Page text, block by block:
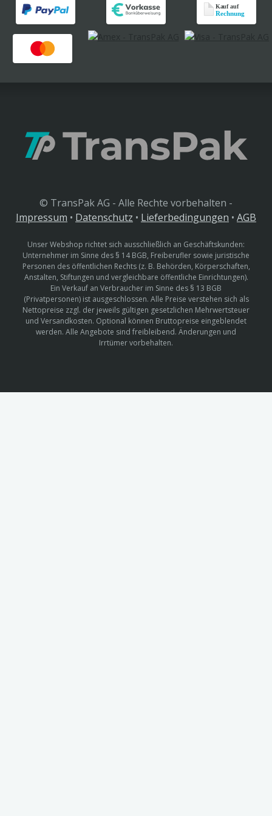
© TransPak AG - Alle Rechte vorbehalten -
Impressum • Datenschutz • Lieferbedingungen • AGB
Unser Webshop richtet sich ausschließlich an Geschäftskunden:
Unternehmer im Sinne des § 14 BGB, Freiberufler sowie juristische
Personen des öffentlichen Rechts (z. B. Behörden, Körperschaften,
Anstalten, Stiftungen und vergleichbare öffentliche Einrichtungen).
Ein Verkauf an Verbraucher im Sinne des § 13 BGB
(Privatpersonen) ist ausgeschlossen. Alle Preise verstehen sich als
Nettopreise zzgl. der jeweils gültigen gesetzlichen Mehrwertsteuer
und Versandkosten. Optional können Bruttopreise eingeblendet
werden. Alle Angebote sind freibleibend. Änderungen und
Irrtümer vorbehalten.